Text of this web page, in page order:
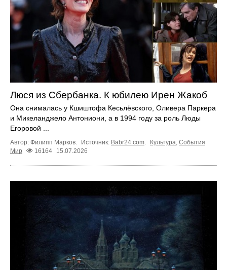
Люся из Сбербанка. К юбилею Ирен Жакоб
Она снималась у Кшиштофа Кесьлёвского, Оливера Паркера
и Микеланджело Антониони, а в 1994 году за роль Люды
Егоровой ...
Автор: Филипп Марков. Источник: Babr24.com Культура События
Мир
16164 15.07.2026